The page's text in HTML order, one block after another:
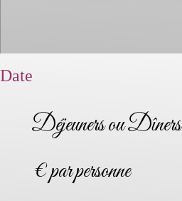
Date
Déjeuners ou Dîners
€ par personne